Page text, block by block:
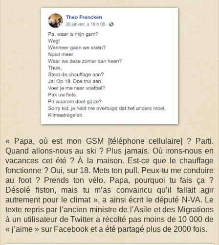
« Papa, où est mon GSM [téléphone cellulaire] ? Parti.
Quand allons-nous au ski ? Plus jamais. Où irons-nous en
vacances cet été ? À la maison. Est-ce que le chauffage
fonctionne ? Oui, sur 18. Mets ton pull. Peux-tu me conduire
au foot ? Prends ton vélo. Papa, pourquoi tu fais ça ?
Désolé fiston, mais tu m’as convaincu qu’il fallait agir
autrement pour le climat », a ainsi écrit le député N-VA. Le
texte repris par l’ancien ministre de l’Asile et des Migrations
à un utilisateur de Twitter a récolté pas moins de 10 000 de
« j’aime » sur Facebook et a été partagé plus de 2000 fois.